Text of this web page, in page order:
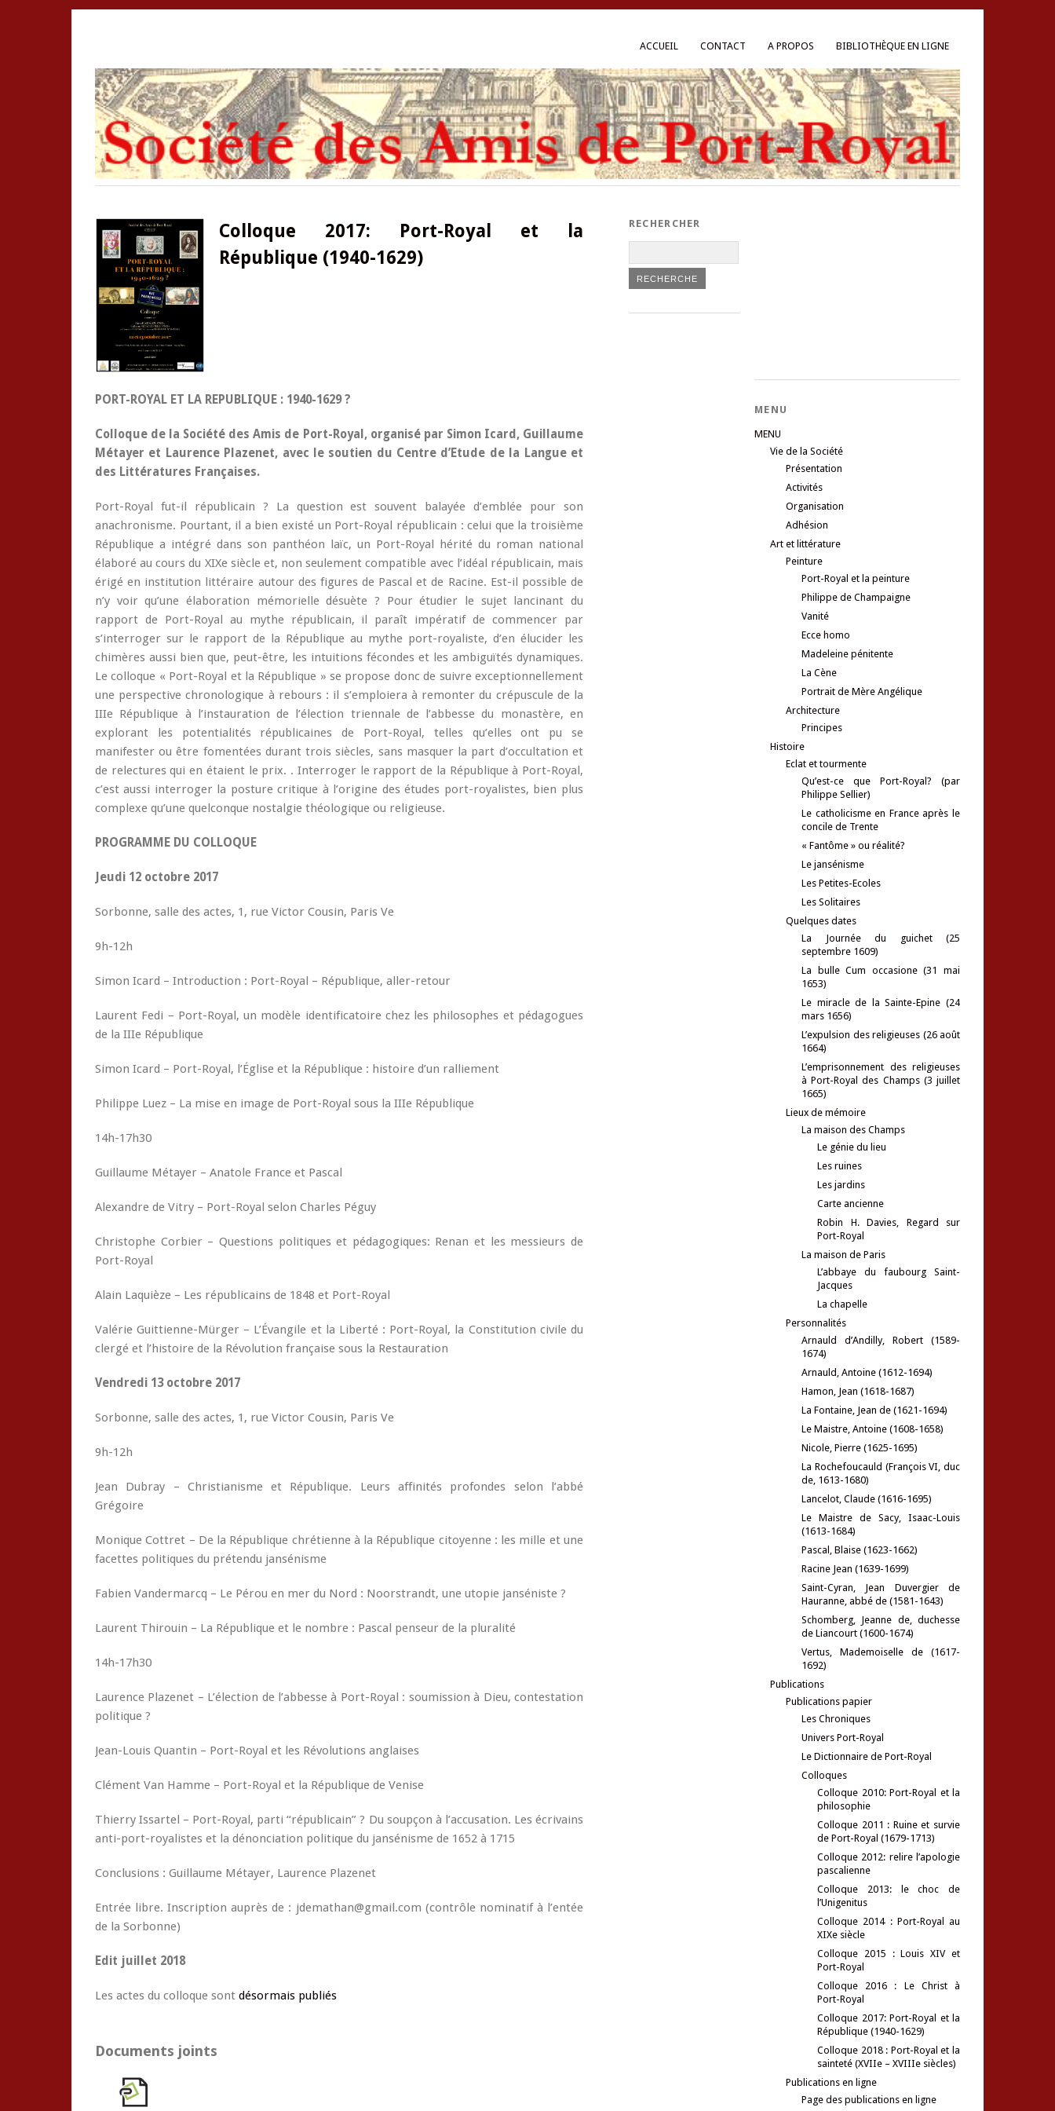
ACCUEIL CONTACT A PROPOS BIBLIOTHÈQUE EN LIGNE
Colloque 2017: Port-Royal et la
République (1940-1629)
PORT-ROYAL ET LA REPUBLIQUE : 1940-1629 ?
Colloque de la Société des Amis de Port-Royal, organisé par Simon Icard, Guillaume
Métayer et Laurence Plazenet, avec le soutien du Centre d’Etude de la Langue et
des Littératures Françaises.
Port-Royal fut-il républicain ? La question est souvent balayée d’emblée pour son
anachronisme. Pourtant, il a bien existé un Port-Royal républicain : celui que la troisième
République a intégré dans son panthéon laïc, un Port-Royal hérité du roman national
élaboré au cours du XIXe siècle et, non seulement compatible avec l’idéal républicain, mais
érigé en institution littéraire autour des figures de Pascal et de Racine. Est-il possible de
n’y voir qu’une élaboration mémorielle désuète ? Pour étudier le sujet lancinant du
rapport de Port-Royal au mythe républicain, il paraît impératif de commencer par
s’interroger sur le rapport de la République au mythe port-royaliste, d’en élucider les
chimères aussi bien que, peut-être, les intuitions fécondes et les ambiguïtés dynamiques.
Le colloque « Port-Royal et la République » se propose donc de suivre exceptionnellement
une perspective chronologique à rebours : il s’emploiera à remonter du crépuscule de la
IIIe République à l’instauration de l’élection triennale de l’abbesse du monastère, en
explorant les potentialités républicaines de Port-Royal, telles qu’elles ont pu se
manifester ou être fomentées durant trois siècles, sans masquer la part d’occultation et
de relectures qui en étaient le prix. . Interroger le rapport de la République à Port-Royal,
c’est aussi interroger la posture critique à l’origine des études port-royalistes, bien plus
complexe qu’une quelconque nostalgie théologique ou religieuse.
PROGRAMME DU COLLOQUE
Jeudi 12 octobre 2017
Sorbonne, salle des actes, 1, rue Victor Cousin, Paris Ve
9h-12h
Simon Icard – Introduction : Port-Royal – République, aller-retour
Laurent Fedi – Port-Royal, un modèle identificatoire chez les philosophes et pédagogues
de la IIIe République
Simon Icard – Port-Royal, l’Église et la République : histoire d’un ralliement
Philippe Luez – La mise en image de Port-Royal sous la IIIe République
14h-17h30
Guillaume Métayer – Anatole France et Pascal
Alexandre de Vitry – Port-Royal selon Charles Péguy
Christophe Corbier – Questions politiques et pédagogiques: Renan et les messieurs de
Port-Royal
Alain Laquièze – Les républicains de 1848 et Port-Royal
Valérie Guittienne-Mürger – L’Évangile et la Liberté : Port-Royal, la Constitution civile du
clergé et l’histoire de la Révolution française sous la Restauration
Vendredi 13 octobre 2017
Sorbonne, salle des actes, 1, rue Victor Cousin, Paris Ve
9h-12h
Jean Dubray – Christianisme et République. Leurs affinités profondes selon l’abbé
Grégoire
Monique Cottret – De la République chrétienne à la République citoyenne : les mille et une
facettes politiques du prétendu jansénisme
Fabien Vandermarcq – Le Pérou en mer du Nord : Noorstrandt, une utopie janséniste ?
Laurent Thirouin – La République et le nombre : Pascal penseur de la pluralité
14h-17h30
Laurence Plazenet – L’élection de l’abbesse à Port-Royal : soumission à Dieu, contestation
politique ?
Jean-Louis Quantin – Port-Royal et les Révolutions anglaises
Clément Van Hamme – Port-Royal et la République de Venise
Thierry Issartel – Port-Royal, parti “républicain” ? Du soupçon à l’accusation. Les écrivains
anti-port-royalistes et la dénonciation politique du jansénisme de 1652 à 1715
Conclusions : Guillaume Métayer, Laurence Plazenet
Entrée libre. Inscription auprès de : jdemathan@gmail.com (contrôle nominatif à l’entée
de la Sorbonne)
Edit juillet 2018
Les actes du colloque sont désormais publiés
Documents joints
RECHERCHER
MENU
MENU
Vie de la Société
Présentation
Activités
Organisation
Adhésion
Art et littérature
Peinture
Port-Royal et la peinture
Philippe de Champaigne
Vanité
Ecce homo
Madeleine pénitente
La Cène
Portrait de Mère Angélique
Architecture
Principes
Histoire
Eclat et tourmente
Qu’est-ce que Port-Royal? (par
Philippe Sellier)
Le catholicisme en France après le
concile de Trente
« Fantôme » ou réalité?
Le jansénisme
Les Petites-Ecoles
Les Solitaires
Quelques dates
La Journée du guichet (25
septembre 1609)
La bulle Cum occasione (31 mai
1653)
Le miracle de la Sainte-Epine (24
mars 1656)
L’expulsion des religieuses (26 août
1664)
L’emprisonnement des religieuses
à Port-Royal des Champs (3 juillet
1665)
Lieux de mémoire
La maison des Champs
Le génie du lieu
Les ruines
Les jardins
Carte ancienne
Robin H. Davies, Regard sur
Port-Royal
La maison de Paris
L’abbaye du faubourg Saint-
Jacques
La chapelle
Personnalités
Arnauld d’Andilly, Robert (1589-
1674)
Arnauld, Antoine (1612-1694)
Hamon, Jean (1618-1687)
La Fontaine, Jean de (1621-1694)
Le Maistre, Antoine (1608-1658)
Nicole, Pierre (1625-1695)
La Rochefoucauld (François VI, duc
de, 1613-1680)
Lancelot, Claude (1616-1695)
Le Maistre de Sacy, Isaac-Louis
(1613-1684)
Pascal, Blaise (1623-1662)
Racine Jean (1639-1699)
Saint-Cyran, Jean Duvergier de
Hauranne, abbé de (1581-1643)
Schomberg, Jeanne de, duchesse
de Liancourt (1600-1674)
Vertus, Mademoiselle de (1617-
1692)
Publications
Publications papier
Les Chroniques
Univers Port-Royal
Le Dictionnaire de Port-Royal
Colloques
Colloque 2010: Port-Royal et la
philosophie
Colloque 2011 : Ruine et survie
de Port-Royal (1679-1713)
Colloque 2012: relire l’apologie
pascalienne
Colloque 2013: le choc de
l’Unigenitus
Colloque 2014 : Port-Royal au
XIXe siècle
Colloque 2015 : Louis XIV et
Port-Royal
Colloque 2016 : Le Christ à
Port-Royal
Colloque 2017: Port-Royal et la
République (1940-1629)
Colloque 2018 : Port-Royal et la
sainteté (XVIIe – XVIIIe siècles)
Publications en ligne
Page des publications en ligne